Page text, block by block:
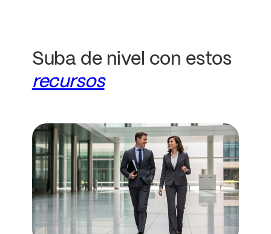
Suba de nivel con estos
recursos